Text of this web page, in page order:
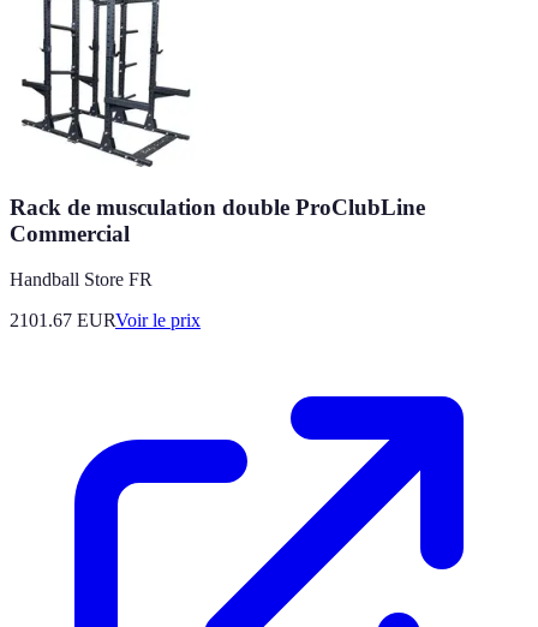
Rack de musculation double ProClubLine
Commercial
Handball Store FR
2101.67 EURVoir le prix